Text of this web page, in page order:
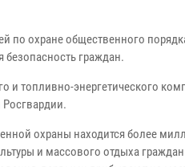
по охране общественного
безопасность граждан.
и топливно-энергетического
охраны находится более
и массового отдыха